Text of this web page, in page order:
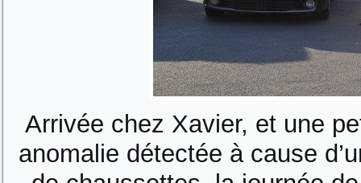
Arrivée chez Xavier, et une
anomalie détectée à cause